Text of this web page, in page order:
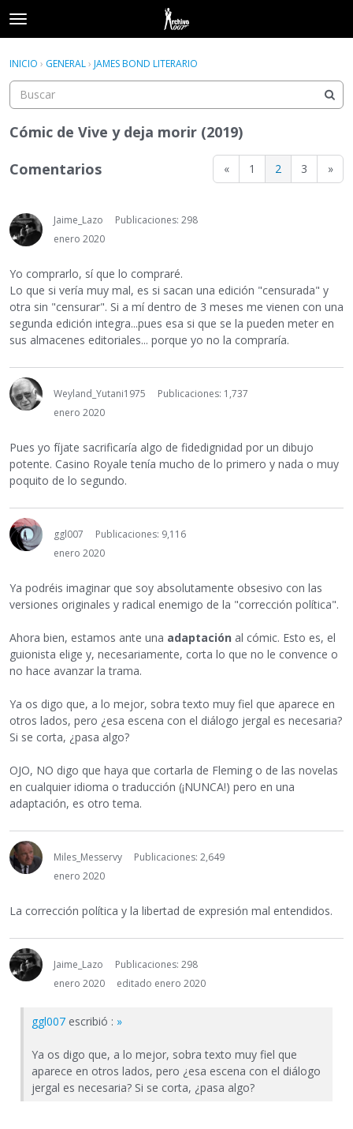
t
o
g
e
m
e
u
Acceder Registrarse
Acceder Registrarse
INICIO › GENERAL› JAMES BOND LITERARIO
Cómic de Vive y deja morir (2019)
« 1 2 3 »
Comentarios
Jaime_Lazo
Publicaciones: 298
enero 2020
Yo comprarlo, sí que lo compraré.
Lo que si vería muy mal, es si sacan una edición "censurada" y
otra sin "censurar". Si a mí dentro de 3 meses me vienen con una
segunda edición integra...pues esa si que se la pueden meter en
sus almacenes editoriales... porque yo no la compraría.
Weyland_Yutani1975
Publicaciones: 1,737
enero 2020
Pues yo fíjate sacrificaría algo de fidedignidad por un dibujo
potente. Casino Royale tenía mucho de lo primero y nada o muy
poquito de lo segundo.
ggl007
Publicaciones: 9,116
enero 2020
Ya podréis imaginar que soy absolutamente obsesivo con las
versiones originales y radical enemigo de la "corrección política".
Ahora bien, estamos ante una adaptación al cómic. Esto es, el
guionista elige y, necesariamente, corta lo que no le convence o
no hace avanzar la trama.
Ya os digo que, a lo mejor, sobra texto muy fiel que aparece en
otros lados, pero ¿esa escena con el diálogo jergal es necesaria?
Si se corta, ¿pasa algo?
OJO, NO digo que haya que cortarla de Fleming o de las novelas
en cualquier idioma o traducción (¡NUNCA!) pero en una
adaptación, es otro tema.
Miles_Messervy
Publicaciones: 2,649
enero 2020
La corrección política y la libertad de expresión mal entendidos.
Jaime_Lazo
Publicaciones: 298
enero 2020
editado enero 2020
ggl007 escribió : »
Ya os digo que, a lo mejor, sobra texto muy fiel que
aparece en otros lados, pero ¿esa escena con el diálogo
jergal es necesaria? Si se corta, ¿pasa algo?